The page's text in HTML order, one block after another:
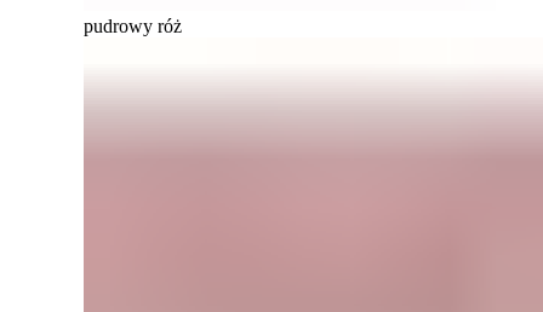
pudrowy róż